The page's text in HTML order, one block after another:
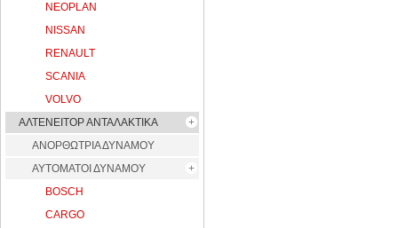
NEOPLAN
NISSAN
RENAULT
SCANIA
VOLVO
ΑΛΤΕΝΕΙΤΟΡ ΑΝΤΑΛΑΚΤΙΚΑ
ΑΝΟΡΘΩΤΡΙΑ ΔΥΝΑΜΟΥ
ΑΥΤΟΜΑΤΟΙ ΔΥΝΑΜΟΥ
BOSCH
CARGO